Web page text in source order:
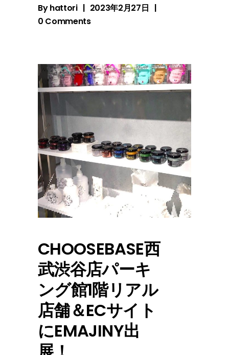
Byhattori
2023年2月27日
0 Comments
CHOOSEBASE西
武渋谷店パーキ
ング館1階リアル
店舗＆ECサイト
にEMAJINY出